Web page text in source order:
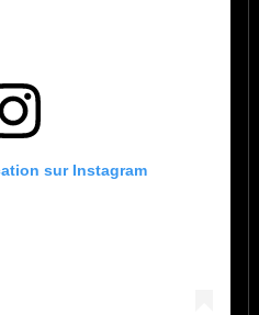
sur Instagram